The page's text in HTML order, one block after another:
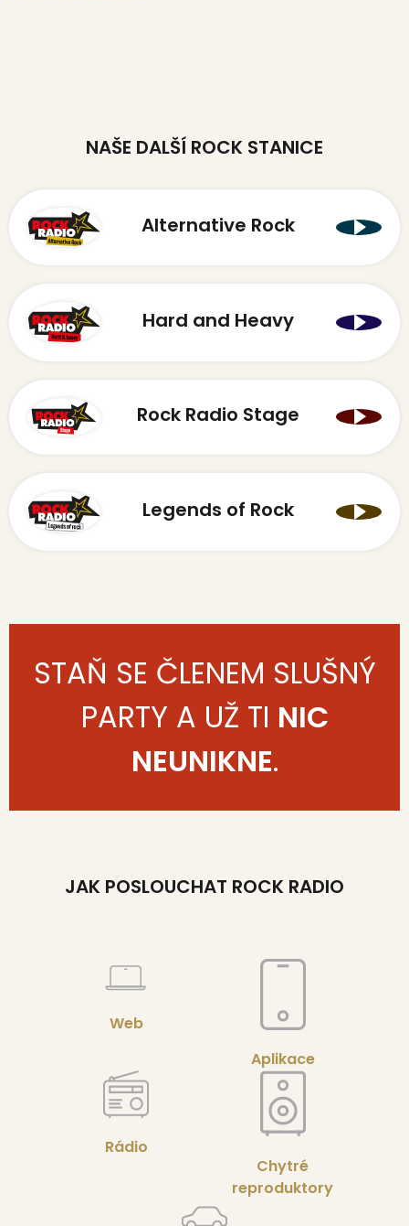
NAŠE DALŠÍ ROCK STANICE
Alternative Rock
Hard and Heavy
Rock Radio Stage
Legends of Rock
STAŇ SE ČLENEM SLUŠNÝ
PARTY A UŽ TI NIC
NEUNIKNE.
JAK POSLOUCHAT ROCK RADIO
Web
Aplikace
Rádio
Chytré
reproduktory